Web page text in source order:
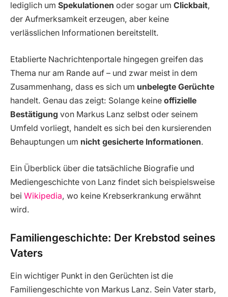
lediglich um Spekulationen oder sogar um Clickbait,
der Aufmerksamkeit erzeugen, aber keine
verlässlichen Informationen bereitstellt.
Etablierte Nachrichtenportale hingegen greifen das
Thema nur am Rande auf – und zwar meist in dem
Zusammenhang, dass es sich um unbelegte Gerüchte
handelt. Genau das zeigt: Solange keine offizielle
Bestätigung von Markus Lanz selbst oder seinem
Umfeld vorliegt, handelt es sich bei den kursierenden
Behauptungen um nicht gesicherte Informationen.
Ein Überblick über die tatsächliche Biografie und
Mediengeschichte von Lanz findet sich beispielsweise
bei Wikipedia, wo keine Krebserkrankung erwähnt
wird.
Familiengeschichte: Der Krebstod seines
Vaters
Ein wichtiger Punkt in den Gerüchten ist die
Familiengeschichte von Markus Lanz. Sein Vater starb,